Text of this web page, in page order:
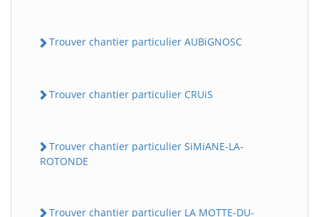
Trouver chantier particulier AUBiGNOSC
Trouver chantier particulier CRUiS
Trouver chantier particulier SiMiANE-LA-
ROTONDE
Trouver chantier particulier LA MOTTE-DU-